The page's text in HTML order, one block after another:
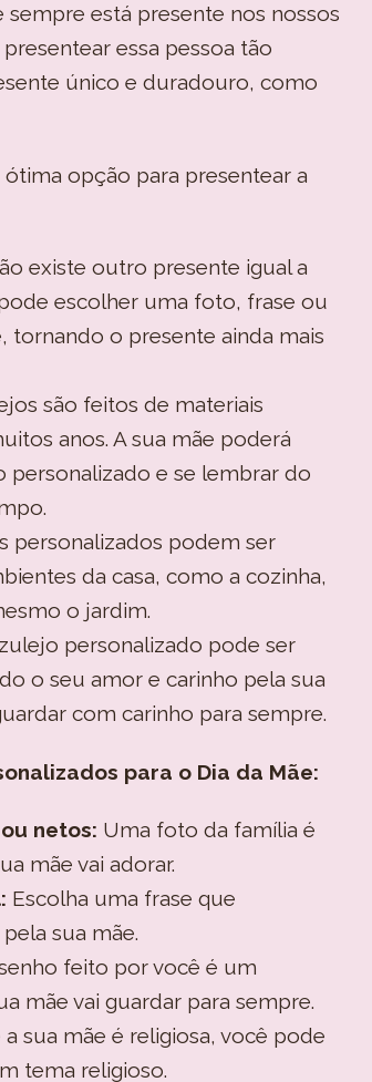
sempre está presente nos nossos
essa pessoa tão
único e duradouro, como
opção para presentear a
existe outro presente igual a
escolher uma foto, frase ou
tornando o presente ainda mais
são feitos de materiais
anos. A sua mãe poderá
personalizado e se lembrar do
personalizados podem ser
da casa, como a cozinha,
o jardim.
personalizado pode ser
o seu amor e carinho pela sua
com carinho para sempre.
para o Dia da Mãe:
netos: Uma foto da família é
mãe vai adorar.
Escolha uma frase que
sua mãe.
feito por você é um
mãe vai guardar para sempre.
a sua mãe é religiosa, você pode
tema religioso.